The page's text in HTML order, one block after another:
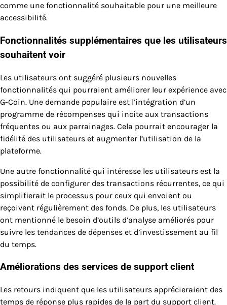
comme une fonctionnalité souhaitable pour une meilleure
accessibilité.
Fonctionnalités supplémentaires que les utilisateurs
souhaitent voir
Les utilisateurs ont suggéré plusieurs nouvelles
fonctionnalités qui pourraient améliorer leur expérience avec
G-Coin. Une demande populaire est l’intégration d’un
programme de récompenses qui incite aux transactions
fréquentes ou aux parrainages. Cela pourrait encourager la
fidélité des utilisateurs et augmenter l’utilisation de la
plateforme.
Une autre fonctionnalité qui intéresse les utilisateurs est la
possibilité de configurer des transactions récurrentes, ce qui
simplifierait le processus pour ceux qui envoient ou
reçoivent régulièrement des fonds. De plus, les utilisateurs
ont mentionné le besoin d’outils d’analyse améliorés pour
suivre les tendances de dépenses et d’investissement au fil
du temps.
Améliorations des services de support client
Les retours indiquent que les utilisateurs apprécieraient des
temps de réponse plus rapides de la part du support client.